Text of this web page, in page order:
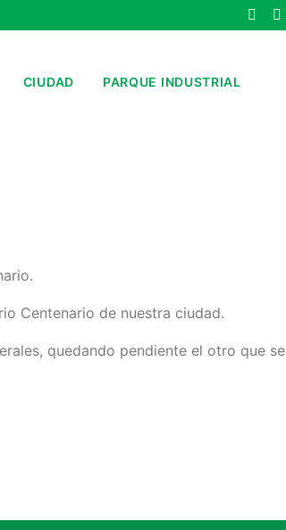
CIUDAD PARQUE INDUSTRIAL
Centenario de nuestra ciudad.
quedando pendiente el otro que se